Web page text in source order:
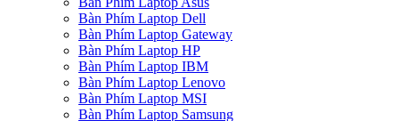
Bàn Phím Laptop Dell
Bàn Phím Laptop Gateway
Bàn Phím Laptop HP
Bàn Phím Laptop IBM
Bàn Phím Laptop Lenovo
Bàn Phím Laptop MSI
Bàn Phím Laptop Samsung